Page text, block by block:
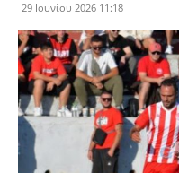
29 Ιουνίου 2026 11:18